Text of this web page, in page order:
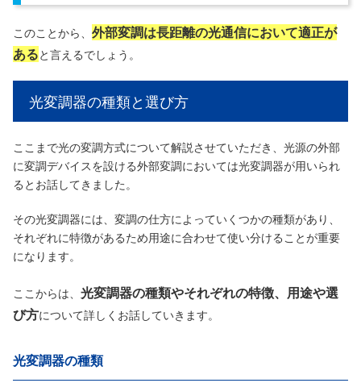
このことから、 外部変調は長距離の光通信において適正が
あると言えるでしょう。
光変調器の種類と選び方
ここまで光の変調方式について解説させていただき、光源の外部
に変調デバイスを設ける外部変調においては光変調器が用いられ
るとお話してきました。
その光変調器には、変調の仕方によっていくつかの種類があり、
それぞれに特徴があるため用途に合わせて使い分けることが重要
になります。
ここからは、 光変調器の種類やそれぞれの特徴、用途や選
び方について詳しくお話していきます。
光変調器の種類